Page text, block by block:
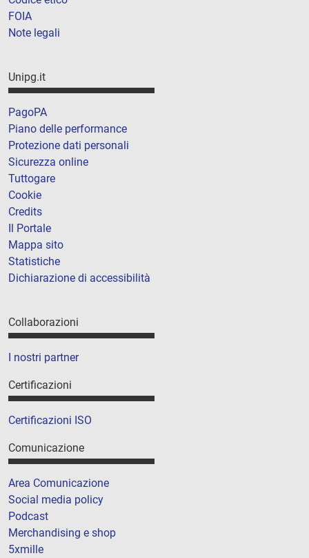
FOIA
Note legali
Unipg.it
PagoPA
Piano delle performance
Protezione dati personali
Sicurezza online
Tuttogare
Cookie
Credits
Il Portale
Mappa sito
Statistiche
Dichiarazione di accessibilità
Collaborazioni
I nostri partner
Certificazioni
Certificazioni ISO
Comunicazione
Area Comunicazione
Social media policy
Podcast
Merchandising e shop
5xmille